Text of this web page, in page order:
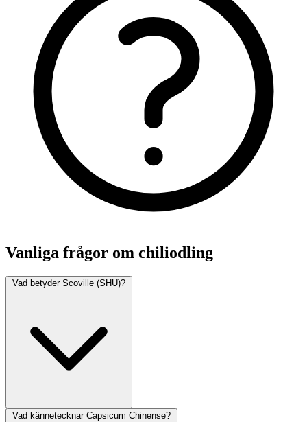
Vanliga frågor om chiliodling
Vad betyder Scoville (SHU)?
Vad kännetecknar Capsicum Chinense?